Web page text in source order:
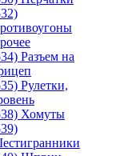
Разъем на
Рулетки,
Хомуты